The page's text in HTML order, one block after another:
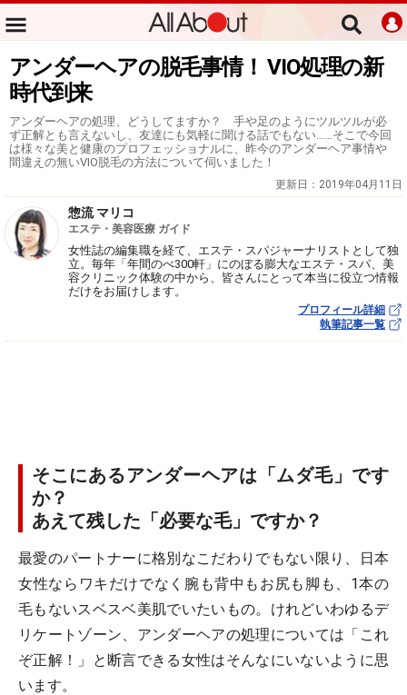
アンダーヘアの脱毛事情！ VIO処理の新
時代到来
アンダーヘアの処理、どうしてますか？ 手や足のようにツルツルが必
ず正解とも言えないし、友達にも気軽に聞ける話でもない……そこで今回
は様々な美と健康のプロフェッショナルに、昨今のアンダーヘア事情や
間違えの無いVIO脱毛の方法について伺いました！
更新日： 2019年04月11日
惣流 マリコ
エステ・美容医療 ガイド
女性誌の編集職を経て、エステ・スパジャーナリストとして独
立。毎年「年間のべ300軒」にのぼる膨大なエステ・スパ、美
容クリニック体験の中から、皆さんにとって本当に役立つ情報
だけをお届けします。
プロフィール詳細
執筆記事一覧
そこにあるアンダーヘアは「ムダ毛」です
か？
あえて残した「必要な毛」ですか？
最愛のパートナーに格別なこだわりでもない限り、日本
女性ならワキだけでなく腕も背中もお尻も脚も、1本の
毛もないスベスベ美肌でいたいもの。けれどいわゆるデ
リケートゾーン、アンダーヘアの処理については「これ
ぞ正解！」と断言できる女性はそんなにいないように思
います。